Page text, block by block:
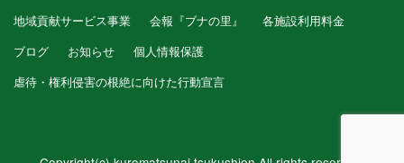
地域貢献サービス事業
会報『ブナの里』
各施設利用料金
ブログ
お知らせ
個人情報保護
虐待・権利侵害の根絶に向けた行動宣言